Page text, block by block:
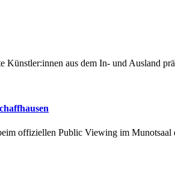
Künstler:innen aus dem In- und Ausland
offiziellen Public Viewing im